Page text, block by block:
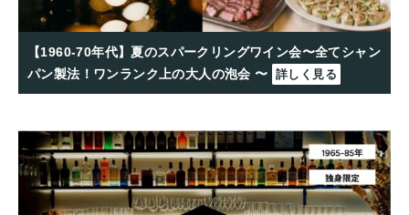
【1960-70年代】夏のスパークリングワイン会〜全てシャン
パン製法！ワンランク上の大人の泡会 〜 詳しく見る